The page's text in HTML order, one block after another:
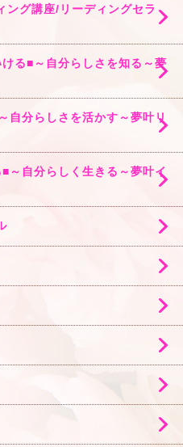
ング講座/リーディングセラ
る■～自分らしさを知る～夢
自分らしさを活かす～夢叶リ
～自分らしく生きる～夢叶イ